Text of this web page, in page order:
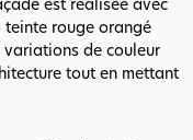
est réalisée avec
teinte rouge orangé
variations de couleur
tout en mettant